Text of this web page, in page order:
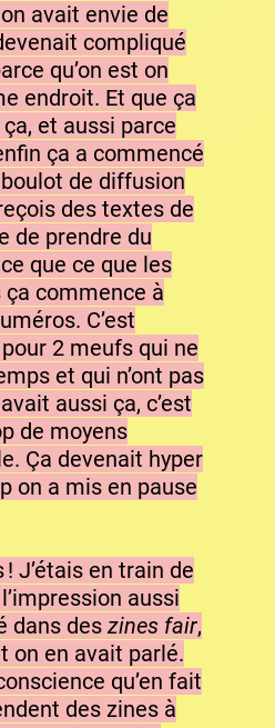
avait envie de
compliqué
qu’on est on
endroit. Et que ça
et aussi parce
ça a commencé
de diffusion
des textes de
de prendre du
que ce que les
commence à
C’est
2 meufs qui ne
et qui n’ont pas
aussi ça, c’est
de moyens
Ça devenait hyper
on a mis en pause
J’étais en train de
aussi
dans deszines fair,
on en avait parlé.
qu’en fait
des zines à